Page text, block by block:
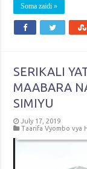
Soma zaidi »
SERIKALI
MAABARA
SIMIYU
July 17, 2019
Taarifa Vyombo vya